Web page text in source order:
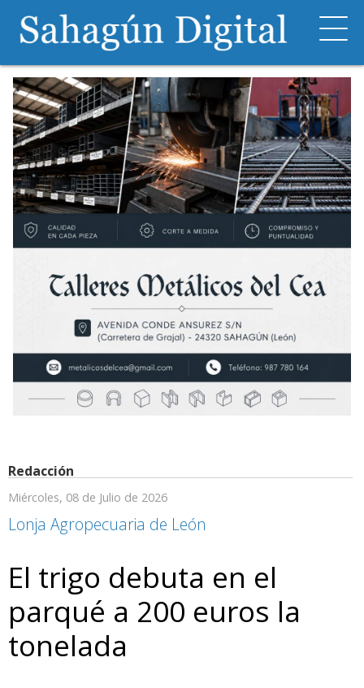
Redacción
Miércoles, 08 de Julio de 2026
Lonja Agropecuaria de León
El trigo debuta en el
parqué a 200 euros la
tonelada